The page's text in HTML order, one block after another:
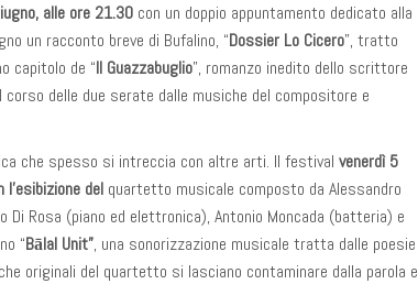
alle ore 21.30 con un doppio appuntamento dedicato alla
un racconto breve di Bufalino, “Dossier Lo Cicero”, tratto
capitolo de “Il Guazzabuglio”, romanzo inedito dello scrittore
delle due serate dalle musiche del compositore e
che spesso si intreccia con altre arti. Il festival venerdì 5
del quartetto musicale composto da Alessandro
Rosa (piano ed elettronica), Antonio Moncada (batteria) e
“Bālal Unit”, una sonorizzazione musicale tratta dalle poesie
originali del quartetto si lasciano contaminare dalla parola e